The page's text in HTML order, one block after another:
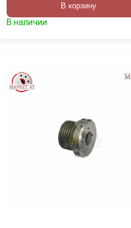
В корзину
В наличии